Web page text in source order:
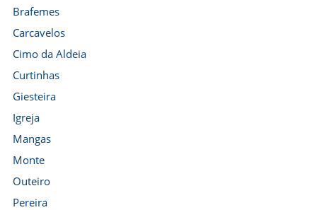
Brafemes
Carcavelos
Cimo da Aldeia
Curtinhas
Giesteira
Igreja
Mangas
Monte
Outeiro
Pereira